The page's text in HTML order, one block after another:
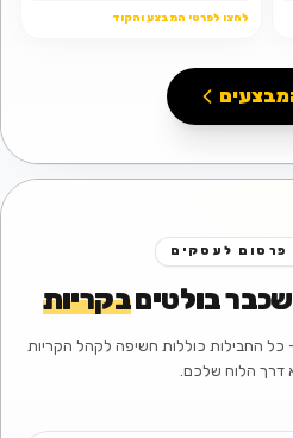
לחצו לפרטי המבצע והקוד
פרסום לעסקים
בולטיםבקריות
החבילות כוללות חשיפה לקהל הקריות
דרך הלוח שלכם.